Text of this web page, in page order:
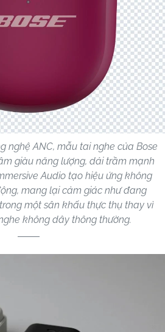
nghệ ANC, mẫu tai nghe của Bose
giàu năng lượng, dải trầm mạnh
Audio tạo hiệu ứng không
mang lại cảm giác như đang
một sân khấu thực thụ thay vì
không dây thông thường.